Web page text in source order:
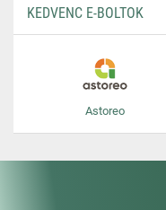
KEDVENC E-BOLTOK
Astoreo